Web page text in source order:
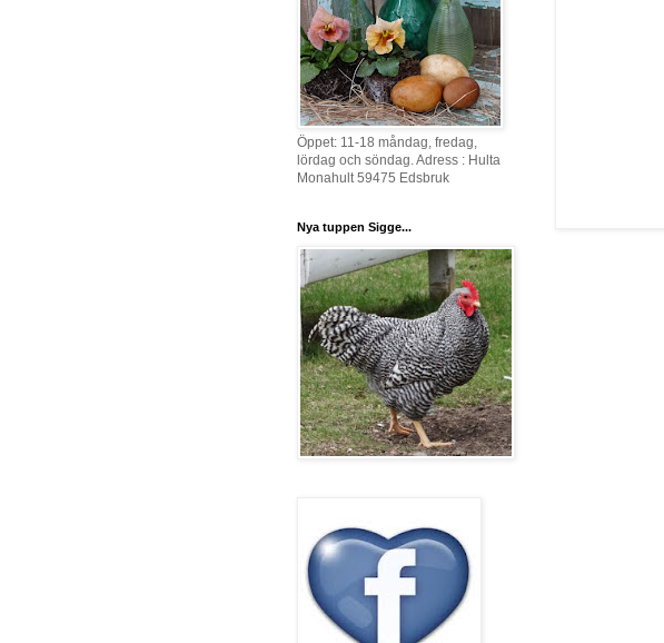
Öppet: 11-18 måndag, fredag,
lördag och söndag. Adress : Hulta
Monahult 59475 Edsbruk
Nya tuppen Sigge...